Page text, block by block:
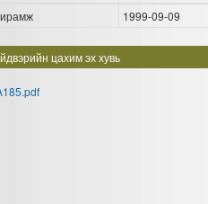
1999-09-09
цахим эх хувь